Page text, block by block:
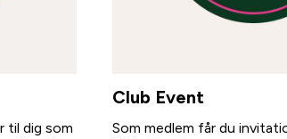
til dig som
Club Event
Som medlem får du